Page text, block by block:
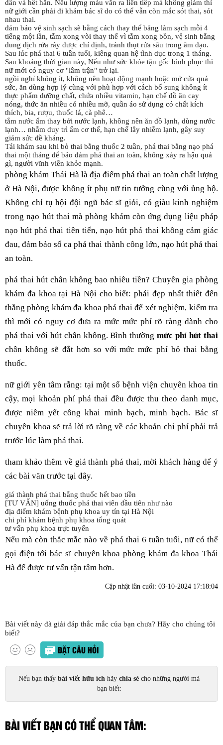
dần và hết hẳn. Nếu lượng máu vẫn ra liên tiếp mà không giảm thì
nữ giới cần phải đi khám bác sĩ do có thể vẫn còn mắc sót thai, sót
nhau thai.
đảm bảo vệ sinh sạch sẽ bằng cách thay thế băng làm sạch mỗi 4
tiếng một lần, tắm xong vòi thay thế vì tắm xong bồn, vệ sinh bằng
dung dịch rửa ráy được chỉ định, tránh thụt rửa sâu trong âm đạo.
Sau lúc phá thai 6 tuần tuổi, kiêng quan hệ tình dục trong 1 tháng.
Sau khoảng thời gian này, Nếu như sức khỏe tận gốc bình phục thì
nữ mới có nguy cơ "lâm trận" trở lại.
ngồi nghỉ không ít, không nên hoạt động mạnh hoặc mở cửa quá
sức, ăn dùng hợp lý cùng với phù hợp với cách bổ sung không ít
thực phẩm dưỡng chất, chứa nhiều vitamin, hạn chế đồ ăn cay
nóng, thức ăn nhiều có nhiều mỡ, quần áo sử dụng có chất kích
thích, bia, rượu, thuốc lá, cà phê…
tắm nước ấm thay bởi nước lạnh, không nên ăn đồ lạnh, dùng nước
lạnh… nhằm duy trì ấm cơ thể, hạn chế lây nhiễm lạnh, gây suy
giảm sức đề kháng.
Tái khám sau khi bỏ thai bằng thuốc 2 tuần, phá thai bằng nạo phá
thai một tháng để bảo đảm phá thai an toàn, không xảy ra hậu quả
gì, người vĩnh viễn khỏe mạnh.
phòng khám Thái Hà là địa điểm phá thai an toàn chất lượng
ở Hà Nội, được không ít phụ nữ tin tưởng cùng với ủng hộ.
Không chỉ tụ hội đội ngũ bác sĩ giỏi, có giàu kinh nghiệm
trong nạo hút thai mà phòng khám còn ứng dụng liệu pháp
nạo hút phá thai tiên tiến, nạo hút phá thai không cảm giác
đau, đảm bảo số ca phá thai thành công lớn, nạo hút phá thai
an toàn.
phá thai hút chân không bao nhiêu tiền? Chuyên gia phòng
khám đa khoa tại Hà Nội cho biết: phái đẹp nhất thiết đến
thẳng phòng khám đa khoa phá thai để xét nghiệm, kiểm tra
thì mới có nguy cơ đưa ra mức mức phí rõ ràng dành cho
phá thai với hút chân không. Bình thườngmức phí hút thai
chân không sẽ đắt hơn so với mức mức phí bỏ thai bằng
thuốc.
nữ giới yên tâm rằng: tại một số bệnh viện chuyên khoa tin
cậy, mọi khoản phí phá thai đều được thu theo danh mục,
được niêm yết công khai minh bạch, minh bạch. Bác sĩ
chuyên khoa sẽ trả lời rõ ràng về các khoản chi phí phải trả
trước lúc làm phá thai.
tham khảo thêm về giá thành phá thai, mời khách hàng để ý
các bài văn trước tại đây.
giá thành phá thai bằng thuốc hết bao tiền
[TƯ VẤN] uống thuốc phá thai viên đầu tiên như nào
địa điểm khám bệnh phụ khoa uy tín tại Hà Nội
chi phí khám bệnh phụ khoa tổng quát
tư vấn phụ khoa trực tuyến
Nếu mà còn thắc mắc nào về phá thai 6 tuần tuổi, nữ có thể
gọi điện tới bác sĩ chuyên khoa phòng khám đa khoa Thái
Hà để được tư vấn tận tâm hơn.
Cập nhật lần cuối: 03-10-2024 17:18:04
Bài viết này đã giải đáp thắc mắc của bạn chưa? Hãy cho chúng tôi
biết?
ĐẶT CÂU HỎI
Nếu bạn thấy bài viết hữu ích hãy chia sẻ cho những người mà
bạn biết:
BÀI VIẾT BẠN CÓ THỂ QUAN TÂM: